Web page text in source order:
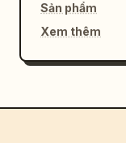
Sản phẩm
Xem thêm